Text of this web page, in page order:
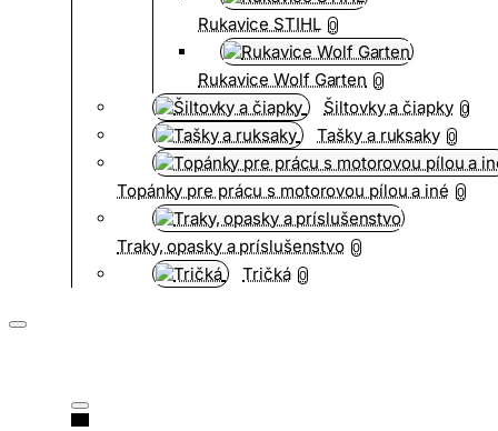
Rukavice STIHL 0
Rukavice Wolf Garten 0
Šiltovky a čiapky 0
Tašky a ruksaky 0
Topánky pre prácu s motorovou pílou a iné 0
Traky, opasky a príslušenstvo 0
Tričká 0